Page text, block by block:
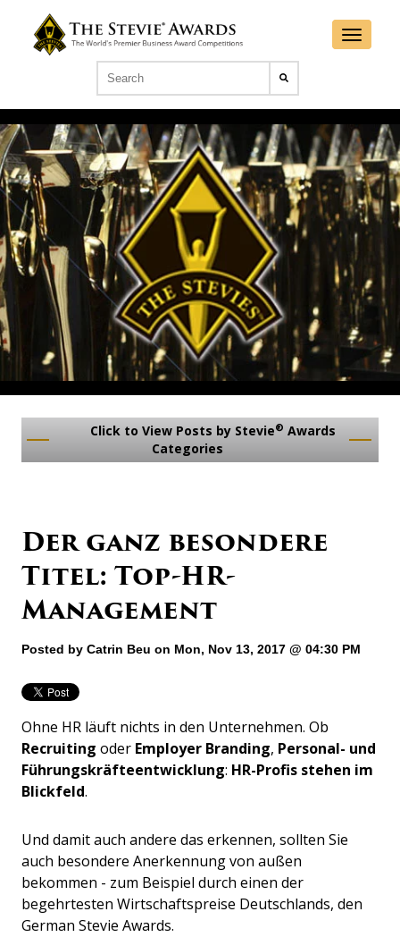
Click to View Posts by Stevie® Awards
Categories
Der ganz besondere
Titel: Top-HR-
Management
Posted by Catrin Beu on Mon, Nov 13, 2017 @ 04:30 PM
Ohne HR läuft nichts in den Unternehmen. Ob
Recruiting oder Employer Branding, Personal- und
Führungskräfteentwicklung: HR-Profis stehen im
Blickfeld.
Und damit auch andere das erkennen, sollten Sie
auch besondere Anerkennung von außen
bekommen - zum Beispiel durch einen der
begehrtesten Wirtschaftspreise Deutschlands, den
German Stevie Awards.